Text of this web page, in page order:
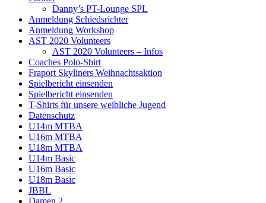
Danny’s PT-Lounge SPL
Anmeldung Schiedsrichter
Anmeldung Workshop
AST 2020 Volunteers
AST 2020 Volunteers – Infos
Coaches Polo-Shirt
Fraport Skyliners Weihnachtsaktion
Spielbericht einsenden
Spielbericht einsenden
T-Shirts für unsere weibliche Jugend
Datenschutz
U14m MTBA
U16m MTBA
U18m MTBA
U14m Basic
U16m Basic
U18m Basic
JBBL
Damen 2